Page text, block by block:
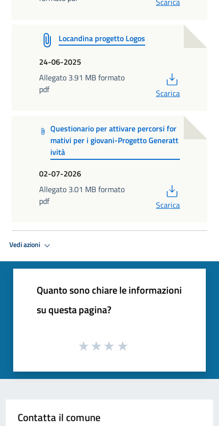
Locandina progetto Logos
24-06-2025
Allegato 3.91 MB formato
pdf
Scarica
Questionario per attivare percorsi for
mativi per i giovani-Progetto Generatt
ività
02-07-2026
Allegato 3.01 MB formato
pdf
Scarica
Vedi azioni
Quanto sono chiare le informazioni
su questa pagina?
Contatta il comune